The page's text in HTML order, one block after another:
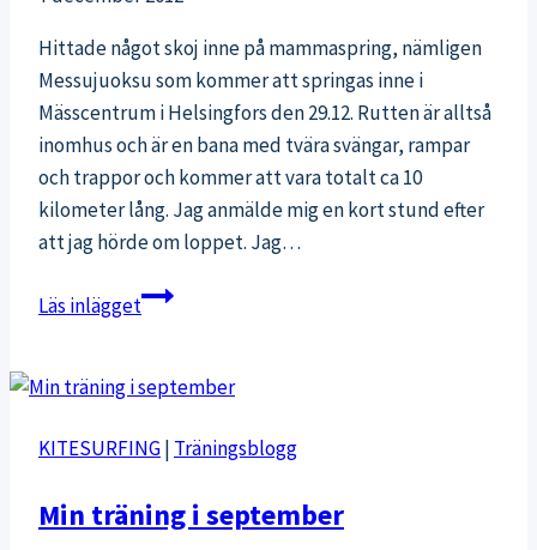
Hittade något skoj inne på mammaspring, nämligen
Messujuoksu som kommer att springas inne i
Mässcentrum i Helsingfors den 29.12. Rutten är alltså
inomhus och är en bana med tvära svängar, rampar
och trappor och kommer att vara totalt ca 10
kilometer lång. Jag anmälde mig en kort stund efter
att jag hörde om loppet. Jag…
Läs inläggetMessujuoksu
löplopp
KITESURFING| Träningsblogg
Min träning i september